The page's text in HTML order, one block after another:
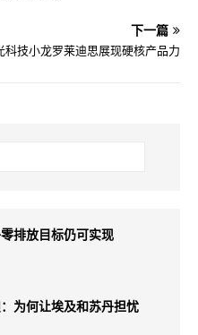
下一篇
技小龙罗莱迪思展现硬核产品力
排放目标仍可实现
为何让埃及和苏丹担忧